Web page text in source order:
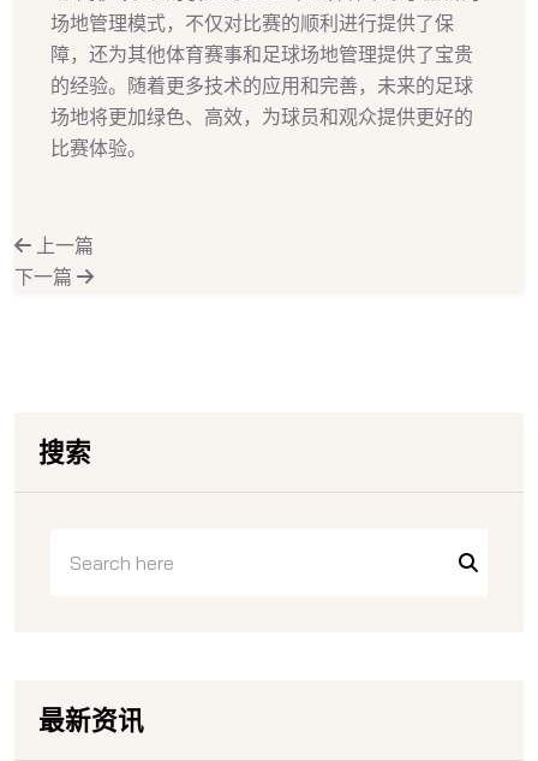
场地管理模式，不仅对比赛的顺利进行提供了保
障，还为其他体育赛事和足球场地管理提供了宝贵
的经验。随着更多技术的应用和完善，未来的足球
场地将更加绿色、高效，为球员和观众提供更好的
比赛体验。
上一篇
下一篇
搜索
最新资讯